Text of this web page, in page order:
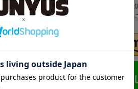
ワードを
とができます。
ださい。
他のサイトIDで
IDでログインする